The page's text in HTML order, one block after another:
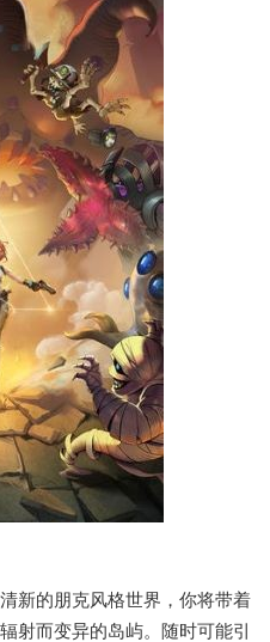
新的朋克风格世界，你将带着
射而变异的岛屿。随时可能引